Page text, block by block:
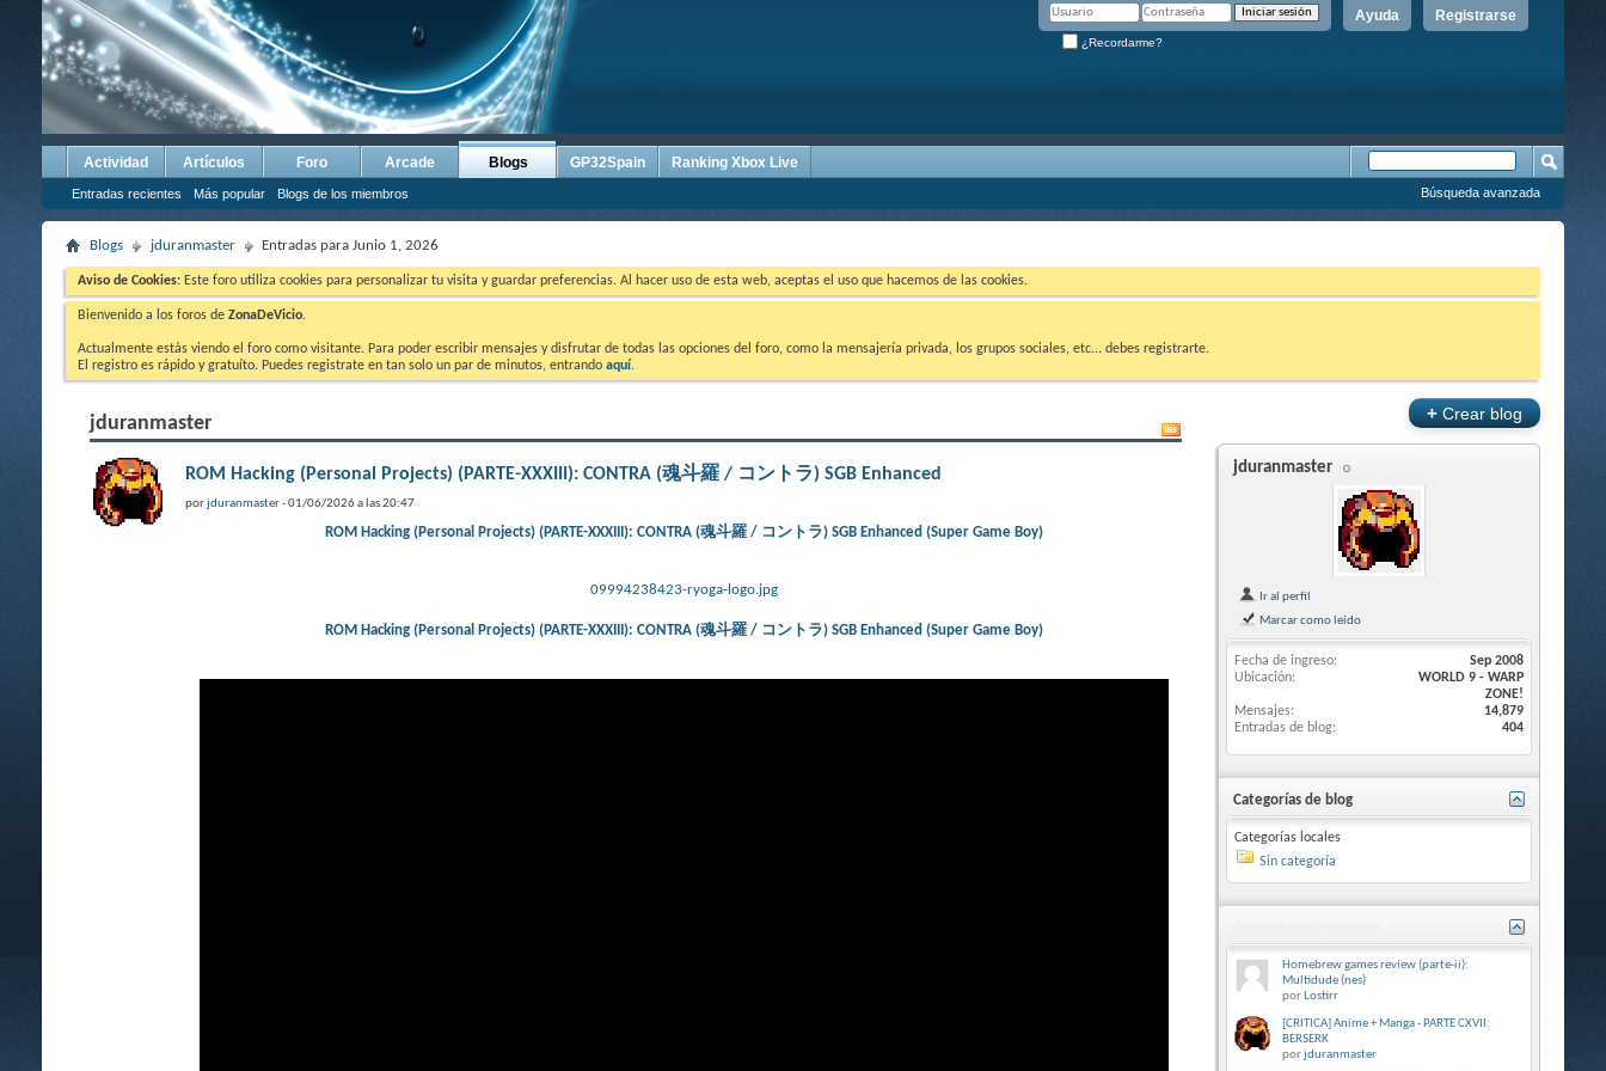
Registrarse
Ayuda
¿Recordarme?
Actividad Artículos Foro Arcade Blogs
Entradas recientes Más popular Blogs de los miembros
GP32Spain Ranking Xbox Live
Búsqueda avanzada
Blogs jduranmaster Entradas para Junio 1, 2026
Aviso de Cookies: Este foro utiliza cookies para personalizar tu visita y guardar preferencias. Al hacer uso de esta web, aceptas el uso que hacemos de las cookies.
Bienvenido a los foros de ZonaDeVicio.
Actualmente estás viendo el foro como visitante. Para poder escribir mensajes y disfrutar de todas las opciones del foro, como la mensajería privada, los grupos sociales, etc... debes registrarte.
El registro es rápido y gratuíto. Puedes registrate en tan solo un par de minutos, entrando aquí.
jduranmaster
ROM Hacking (Personal Projects) (PARTE-XXXIII): CONTRA (魂斗羅 / コントラ) SGB Enhanced
porjduranmaster- 01/06/2026 a las 20:47
ROM Hacking (Personal Projects) (PARTE-XXXIII): CONTRA (魂斗羅 / コントラ) SGB Enhanced (Super Game Boy)
09994238423-ryoga-logo.jpg
ROM Hacking (Personal Projects) (PARTE-XXXIII): CONTRA (魂斗羅 / コントラ) SGB Enhanced (Super Game Boy)
+Crear blog
jduranmaster
Ir al perfil
Marcar como leído
Fecha de ingreso
Sep 2008
Ubicación
WORLD 9 - WARP
ZONE!
Mensajes
14,879
Entradas de blog
404
Categorías de blog
Categorías locales
Sin categoría
Homebrew games review (parte-ii):
Multidude (nes)
por Lostirr
[CRITICA] Anime + Manga - PARTE CXVII:
BERSERK
porjduranmaster